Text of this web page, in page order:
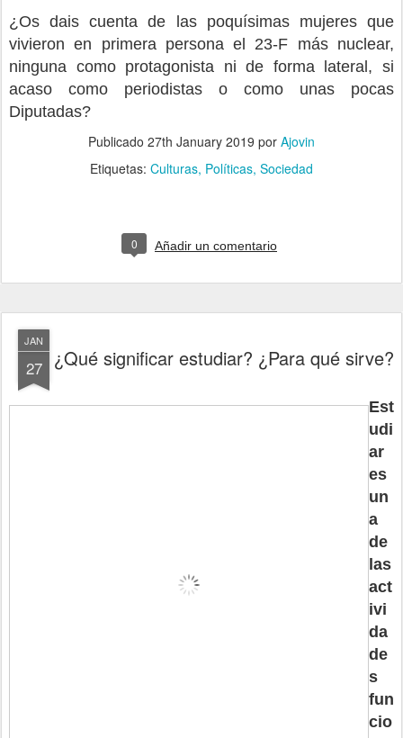
¿Os dais cuenta de las poquísimas mujeres que
vivieron en primera persona el 23-F más nuclear,
ninguna como protagonista ni de forma lateral, si
acaso como periodistas o como unas pocas
Diputadas?
Publicado 27th January 2019 por Ajovin
Etiquetas: Culturas Políticas Sociedad
0 Añadir un comentario
JAN
27 ¿Qué significar estudiar? ¿Para qué sirve?
Est
udi
ar
es
un
a
de
las
act
ivi
da
de
s
fun
cio